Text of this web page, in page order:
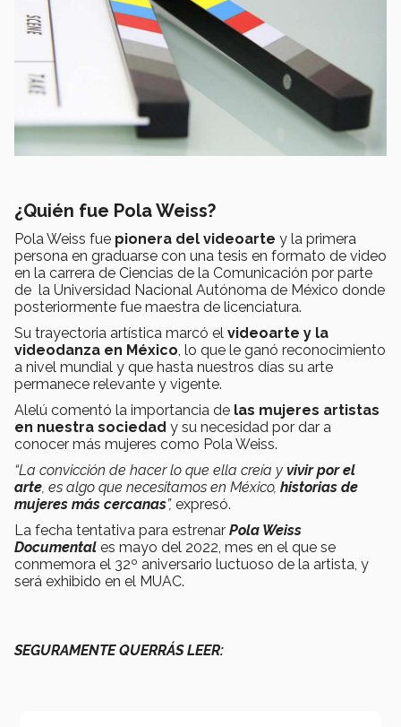
¿Quién fue Pola Weiss?
Pola Weiss fue pionera del videoarte y la primera
persona en graduarse con una tesis en formato de video
en la carrera de Ciencias de la Comunicación por parte
de la Universidad Nacional Autónoma de México donde
posteriormente fue maestra de licenciatura.
Su trayectoria artística marcó el videoarte y la
videodanza en México, lo que le ganó reconocimiento
a nivel mundial y que hasta nuestros días su arte
permanece relevante y vigente.
Alelú comentó la importancia de las mujeres artistas
en nuestra sociedad y su necesidad por dar a
conocer más mujeres como Pola Weiss.
“La convicción de hacer lo que ella creía y vivir por el
arte, es algo que necesitamos en México, historias de
mujeres más cercanas”, expresó.
La fecha tentativa para estrenar Pola Weiss
Documental es mayo del 2022, mes en el que se
conmemora el 32º aniversario luctuoso de la artista, y
será exhibido en el MUAC.
SEGURAMENTE QUERRÁS LEER: